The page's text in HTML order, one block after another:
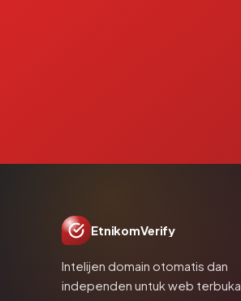
EtnikomVerify
Intelijen domain otomatis dan
independen untuk web terbuka.